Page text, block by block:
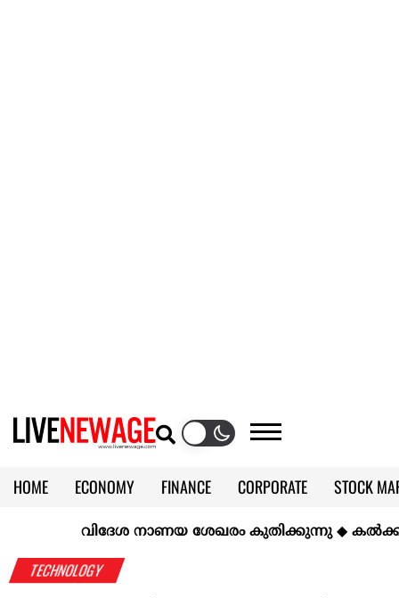
HOME ECONOMY FINANCE CORPORATE
STOCK
KERALA @70
വിദേശ നാണയ ശേഖരം കുതിക്കുന്നു◆
TECHNOLOGY